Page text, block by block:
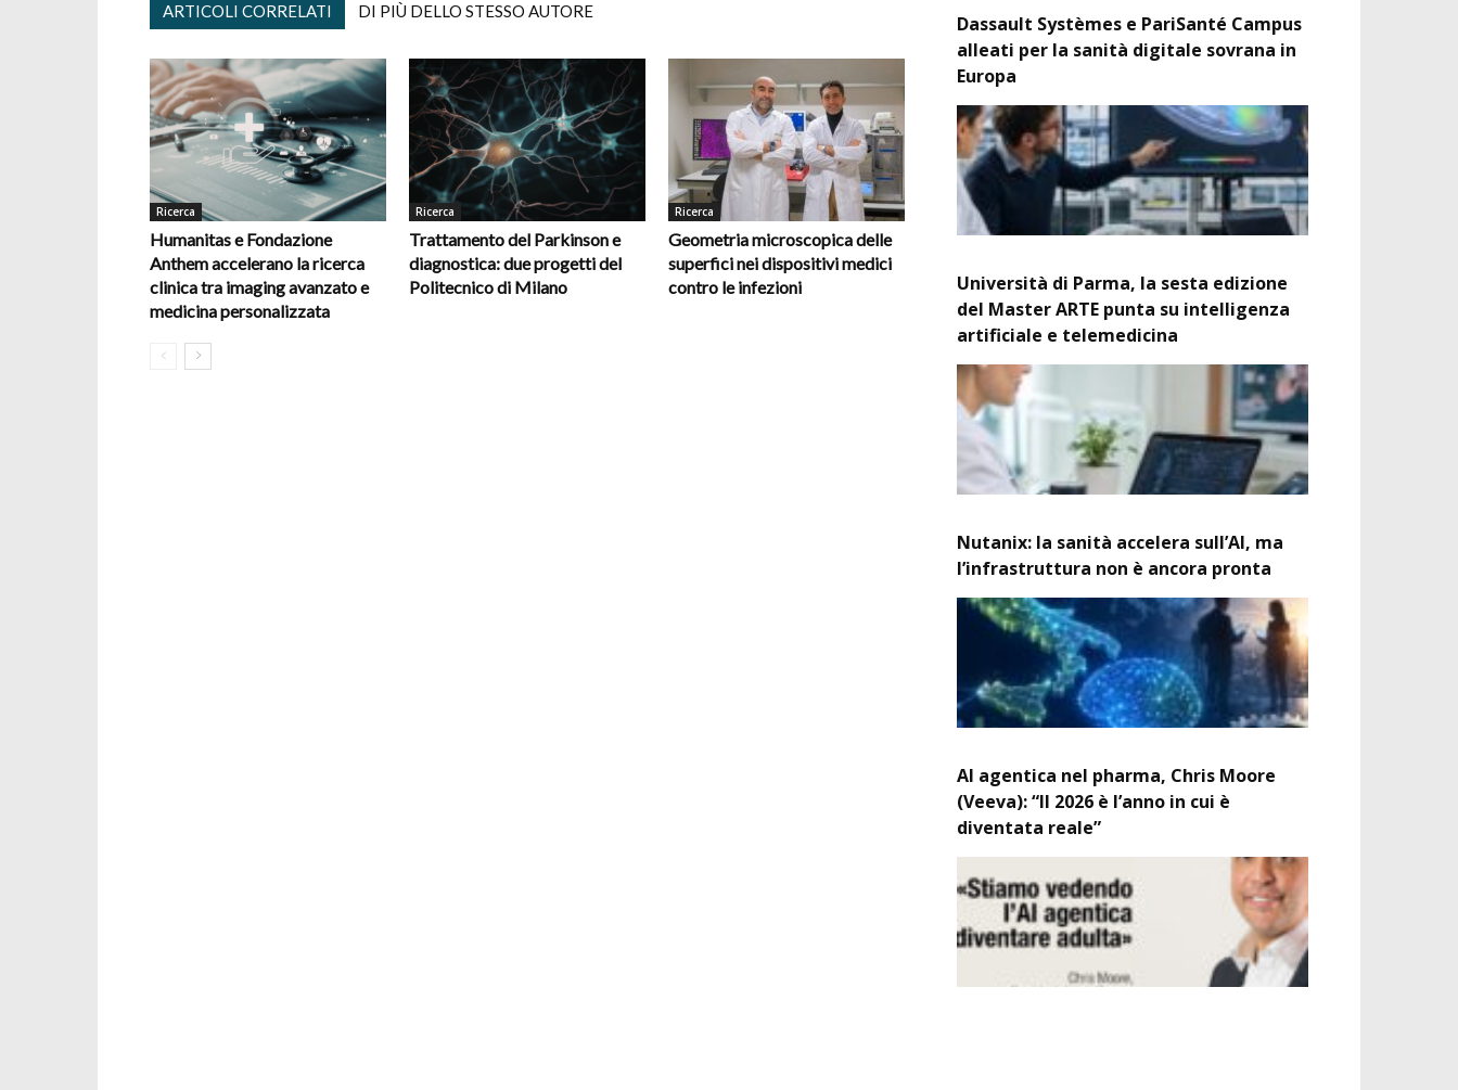
ARTICOLI CORRELATI DI PIÙ DELLO STESSO AUTORE
Ricerca
Humanitas e Fondazione
Anthem accelerano la ricerca
clinica tra imaging avanzato e
medicina personalizzata
Ricerca
Trattamento del Parkinson e
diagnostica: due progetti del
Politecnico di Milano
Ricerca
Geometria microscopica delle
superfici nei dispositivi medici
contro le infezioni
Dassault Systèmes e PariSanté Campus
alleati per la sanità digitale sovrana in
Europa
Università di Parma, la sesta edizione
del Master ARTE punta su intelligenza
artificiale e telemedicina
Nutanix: la sanità accelera sull’AI, ma
l’infrastruttura non è ancora pronta
AI agentica nel pharma, Chris Moore
(Veeva): “Il 2026 è l’anno in cui è
diventata reale”